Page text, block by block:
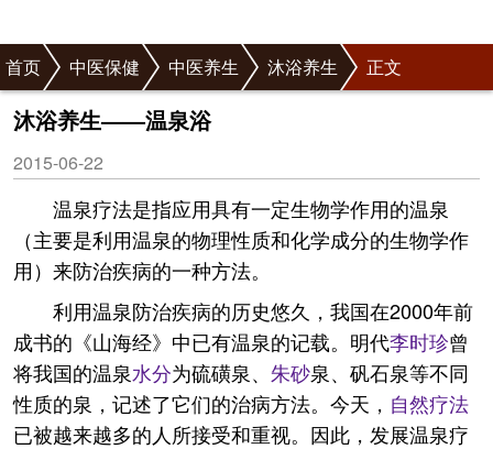
首页 中医保健 中医养生 沐浴养生 正文
沐浴养生——温泉浴
2015-06-22
温泉疗法是指应用具有一定生物学作用的温泉
（主要是利用温泉的物理性质和化学成分的生物学作
用）来防治疾病的一种方法。
利用温泉防治疾病的历史悠久，我国在2000年前
成书的《山海经》中已有温泉的记载。明代李时珍曾
将我国的温泉水分为硫磺泉、 朱砂泉、矾石泉等不同
性质的泉，记述了它们的治病方法。今天， 自然疗法
已被越来越多的人所接受和重视。因此，发展温泉疗